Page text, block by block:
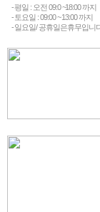
- 평일 : 오전 09:0 ~18:00 까지
- 토요일 : 09:00 ~ 13:00 까지
- 일요일/ 공휴일은휴무입니